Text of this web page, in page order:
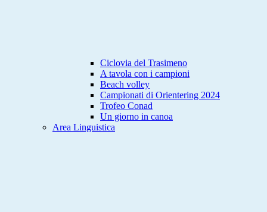
Ciclovia del Trasimeno
A tavola con i campioni
Beach volley
Campionati di Orientering 2024
Trofeo Conad
Un giorno in canoa
Area Linguistica